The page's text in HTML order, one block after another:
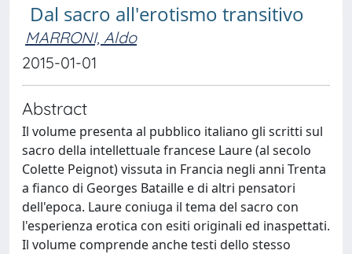
Dal sacro all'erotismo transitivo
MARRONI, Aldo
2015-01-01
Abstract
Il volume presenta al pubblico italiano gli scritti sul
sacro della intellettuale francese Laure (al secolo
Colette Peignot) vissuta in Francia negli anni Trenta
a fianco di Georges Bataille e di altri pensatori
dell'epoca. Laure coniuga il tema del sacro con
l'esperienza erotica con esiti originali ed inaspettati.
Il volume comprende anche testi dello stesso